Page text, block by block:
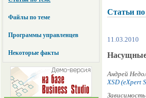
Файлы по теме
Программы управленцев
Некоторые факты
Статьи
11.03.2010
Насущные
Андрей
XSD (eXpert